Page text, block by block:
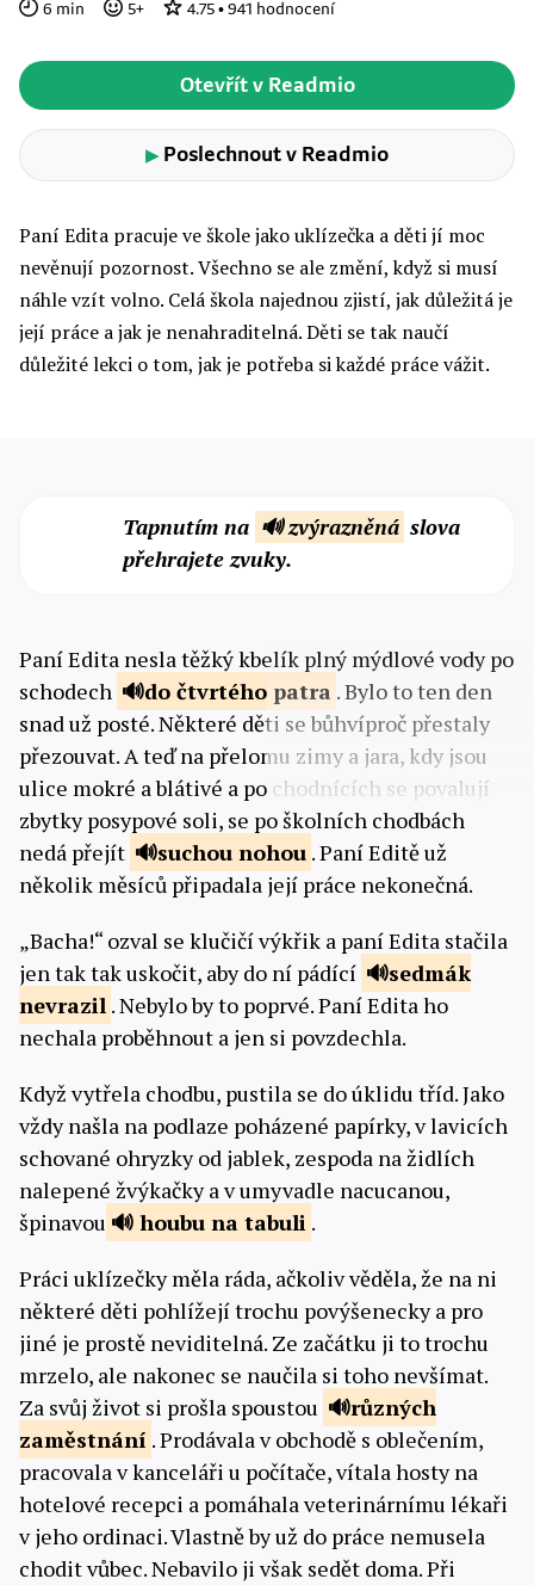
6 min 5+ 4.75 • 941 hodnocení
Otevřít v Readmio
▶Poslechnout v Readmio
Paní Edita pracuje ve škole jako uklízečka a děti jí moc
nevěnují pozornost. Všechno se ale změní, když si musí
náhle vzít volno. Celá škola najednou zjistí, jak důležitá je
její práce a jak je nenahraditelná. Děti se tak naučí
důležité lekci o tom, jak je potřeba si každé práce vážit.
Tapnutím na 🔊 zvýrazněná slova
přehrajete zvuky.
Paní Edita nesla těžký kbelík plný mýdlové vody po
schodech
do čtvrtého patra . Bylo to ten den
snad už posté. Některé děti se bůhvíproč přestaly
přezouvat. A teď na přelomu zimy a jara, kdy jsou
ulice mokré a blátivé a po chodnících se povalují
zbytky posypové soli, se po školních chodbách
nedá přejít
suchou nohou . Paní Editě už
několik měsíců připadala její práce nekonečná.
„Bacha!“ ozval se klučičí výkřik a paní Edita stačila
jen tak tak uskočit, aby do ní pádící
sedmák
nevrazil . Nebylo by to poprvé. Paní Edita ho
nechala proběhnout a jen si povzdechla.
Když vytřela chodbu, pustila se do úklidu tříd. Jako
vždy našla na podlaze poházené papírky, v lavicích
schované ohryzky od jablek, zespoda na židlích
nalepené žvýkačky a v umyvadle nacucanou,
špinavou
houbu na tabuli .
Práci uklízečky měla ráda, ačkoliv věděla, že na ni
některé děti pohlížejí trochu povýšenecky a pro
jiné je prostě neviditelná. Ze začátku ji to trochu
mrzelo, ale nakonec se naučila si toho nevšímat.
Za svůj život si prošla spoustou
různých
zaměstnání . Prodávala v obchodě s oblečením,
pracovala v kanceláři u počítače, vítala hosty na
hotelové recepci a pomáhala veterinárnímu lékaři
v jeho ordinaci. Vlastně by už do práce nemusela
chodit vůbec. Nebavilo ji však sedět doma. Při